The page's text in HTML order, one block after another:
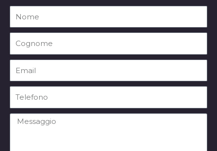
Messaggio